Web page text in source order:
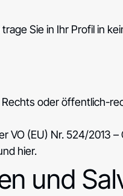
trage Sie in Ihr Profil in
oder öffentlich-
VO (EU) Nr. 524/2013
hier.
und